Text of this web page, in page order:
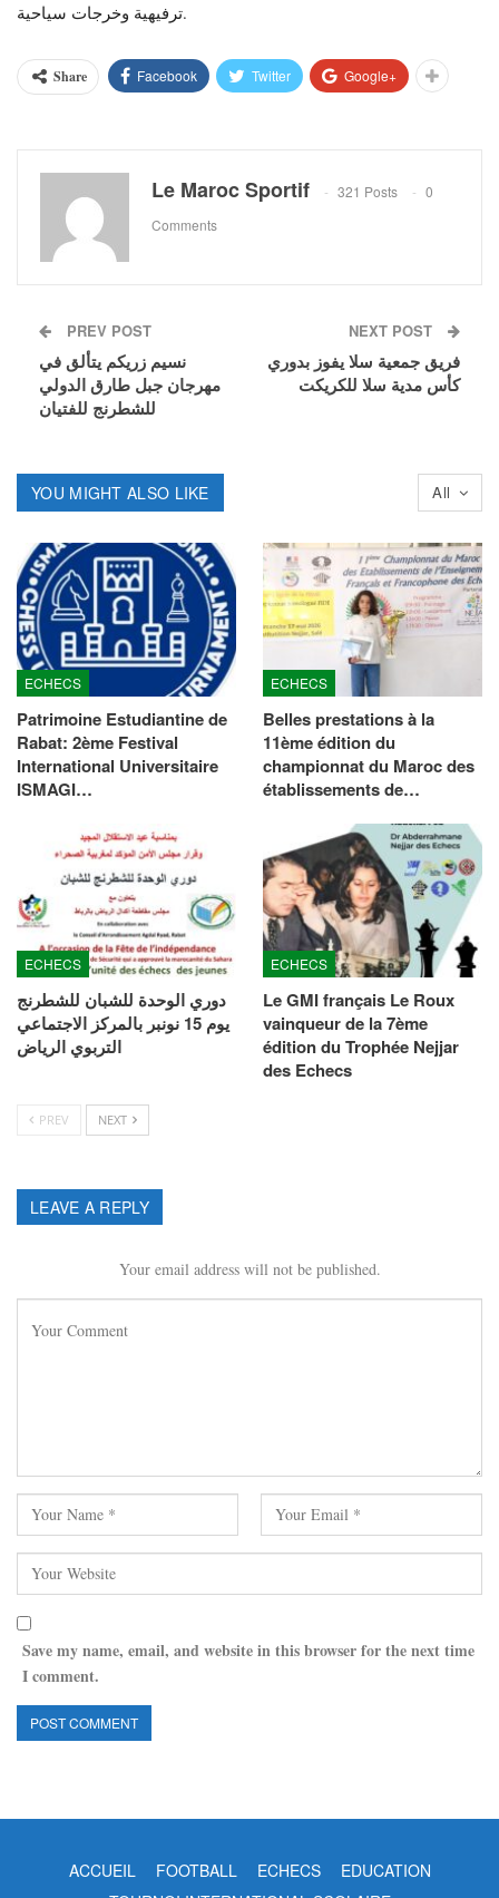
ترفيهية وخرجات سياحية.
Share Facebook Twitter Google+
Le Maroc Sportif 321 Posts
0
Comments
PREV POST
نسيم زريكم يتألق في
مهرجان جبل طارق الدولي
للشطرنج للفتيان
NEXT POST
فريق جمعية سلا يفوز بدوري
كأس مدية سلا للكريكت
All
YOU MIGHT ALSO LIKE
ECHECS
Patrimoine Estudiantine de
Rabat: 2ème Festival
International Universitaire
ISMAGI…
ECHECS
Belles prestations à la
11ème édition du
championnat du Maroc des
établissements de…
ECHECS
دوري الوحدة للشبان للشطرنج
يوم 15 نونبر بالمركز الاجتماعي
التربوي الرياض
ECHECS
Le GMI français Le Roux
vainqueur de la 7ème
édition du Trophée Nejjar
des Echecs
PREV NEXT
LEAVE A REPLY
Your email address will not be published.
Save my name, email, and website in this browser for the next time
I comment.
ACCUEIL FOOTBALL ECHECS
EDUCATION